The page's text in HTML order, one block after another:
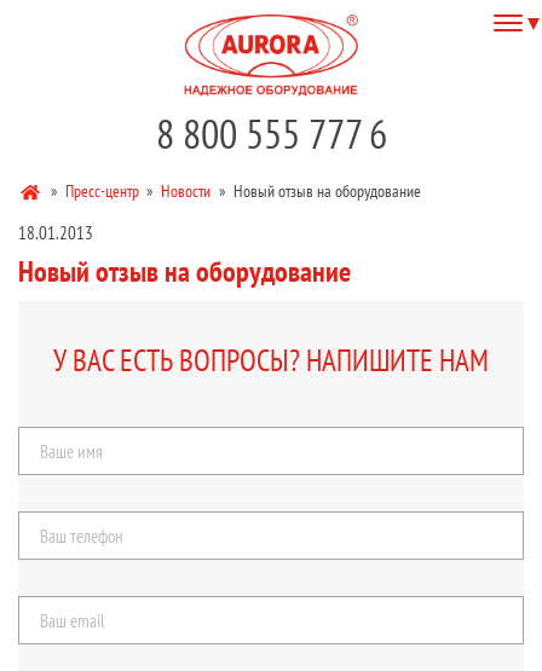
8 800 555 777 6
» Пресс-центр » Новости » Новый отзыв на оборудование
18.01.2013
Новый отзыв на оборудование
У ВАС ЕСТЬ ВОПРОСЫ? НАПИШИТЕ НАМ